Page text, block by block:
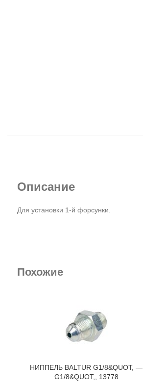
Описание
Для установки 1-й форсунки.
Похожие
В КОРЗИНУ
НИППЕЛЬ BALTUR G1/8&QUOT, —
G1/8&QUOT,, 13778